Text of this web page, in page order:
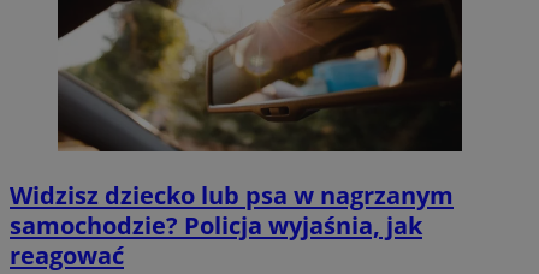
Widzisz dziecko lub psa w nagrzanym
samochodzie? Policja wyjaśnia, jak
reagować